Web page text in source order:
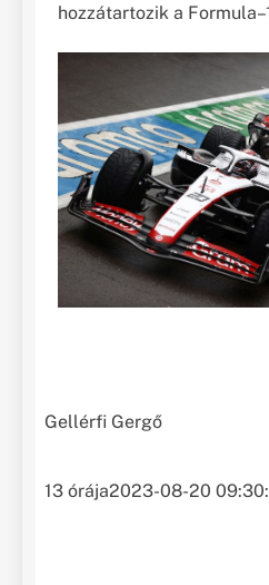
hozzátartozik a
Gellérfi Gergő
13 órája2023-08-20